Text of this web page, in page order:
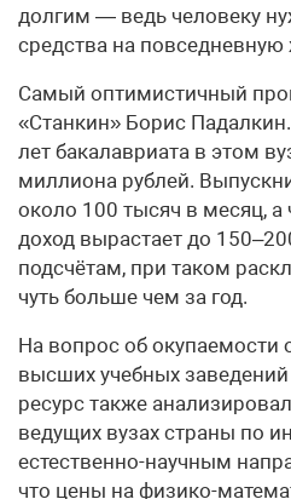
долгим — ведь человеку
средства на повседневную
Самый оптимистичный
«Станкин» Борис
лет бакалавриата в этом
миллиона рублей.
около 100 тысяч в месяц, а
доход вырастает до
подсчётам, при таком
чуть больше чем за год.
На вопрос об окупаемости
высших учебных заведений
ресурс также
ведущих вузах страны по
естественно-научным
что цены на физико-